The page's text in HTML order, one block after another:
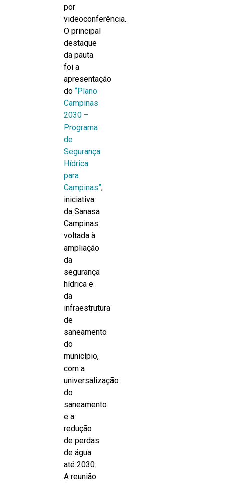
por
videoconferência.
O principal
destaque
da pauta
foi a
apresentação
do “Plano
Campinas
2030 –
Programa
de
Segurança
Hídrica
para
Campinas”,
iniciativa
da Sanasa
Campinas
voltada à
ampliação
da
segurança
hídrica e
da
infraestrutura
de
saneamento
do
município,
com a
universalização
do
saneamento
e a
redução
de perdas
de água
até 2030.
A reunião